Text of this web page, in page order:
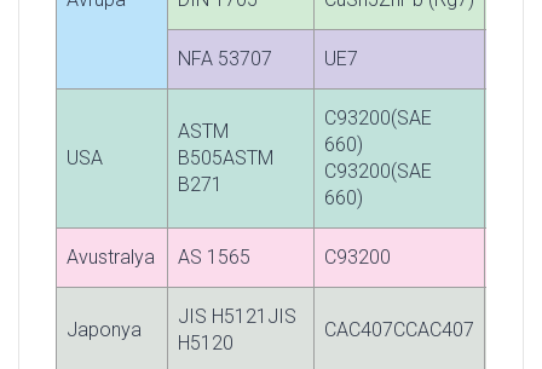
NFA 53707 UE7
USA
ASTM
B505ASTM
B271
C93200(SAE
660)
C93200(SAE
660)
Avustralya AS 1565 C93200
Japonya
JIS H5121JIS
H5120
CAC407CCAC407